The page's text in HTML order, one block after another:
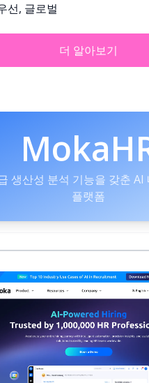
선, 글로벌
더 알아보기
생산성 분석 기능을 갖춘 AI
플랫폼